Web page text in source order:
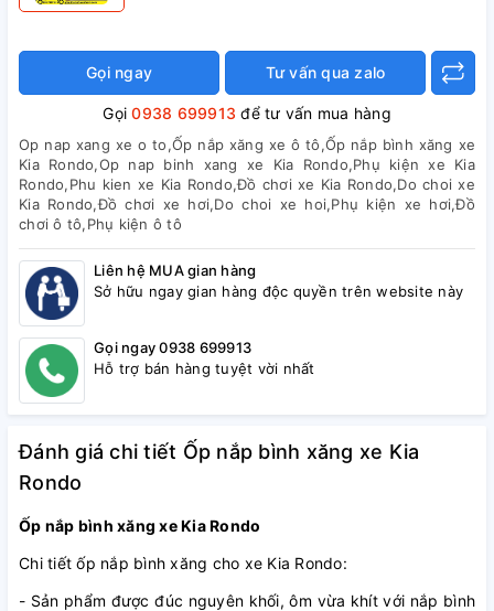
Gọi ngay Tư vấn qua zalo
Gọi0938 699913 để tư vấn mua hàng
Op nap xang xe o to,Ốp nắp xăng xe ô tô,Ốp nắp bình xăng xe
Kia Rondo,Op nap binh xang xe Kia Rondo,Phụ kiện xe Kia
Rondo,Phu kien xe Kia Rondo,Đồ chơi xe Kia Rondo,Do choi xe
Kia Rondo,Đồ chơi xe hơi,Do choi xe hoi,Phụ kiện xe hơi,Đồ
chơi ô tô,Phụ kiện ô tô
Liên hệ MUA gian hàng
Sở hữu ngay gian hàng độc quyền trên website này
Gọi ngay 0938 699913
Hỗ trợ bán hàng tuyệt vời nhất
Đánh giá chi tiết Ốp nắp bình xăng xe Kia
Rondo
Ốp nắp bình xăng xe Kia Rondo
Chi tiết ốp nắp bình xăng cho xe Kia Rondo:
- Sản phẩm được đúc nguyên khối, ôm vừa khít với nắp bình